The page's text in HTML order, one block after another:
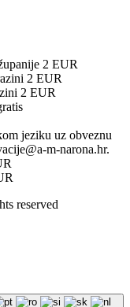
2 EUR
2 EUR
2 EUR
jeziku uz obveznu
m-narona.hr.
reserved